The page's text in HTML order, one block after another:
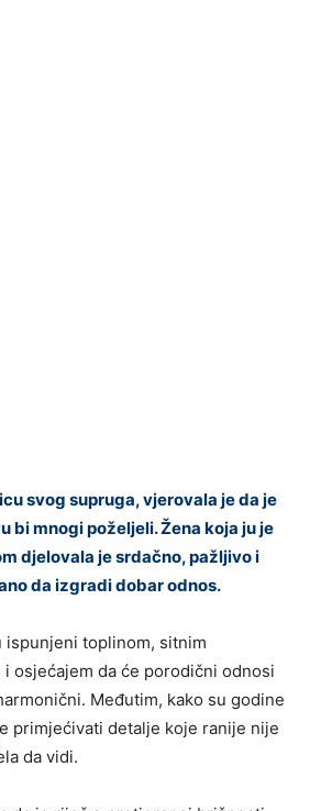
svog supruga, vjerovala je da je
bi mnogi poželjeli. Žena koja ju je
djelovala je srdačno, pažljivo i
da izgradi dobar odnos.
ispunjeni toplinom, sitnim
i osjećajem da će porodični odnosi
Međutim, kako su godine
primjećivati detalje koje ranije nije
da vidi.